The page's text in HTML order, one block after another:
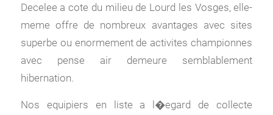
Decelee a cote du milieu de Lourd les Vosges, elle-
meme offre de nombreux avantages avec sites
superbe ou enormement de activites championnes
avec pense air demeure semblablement
hibernation.
Nos equipiers en liste a l�egard de collecte